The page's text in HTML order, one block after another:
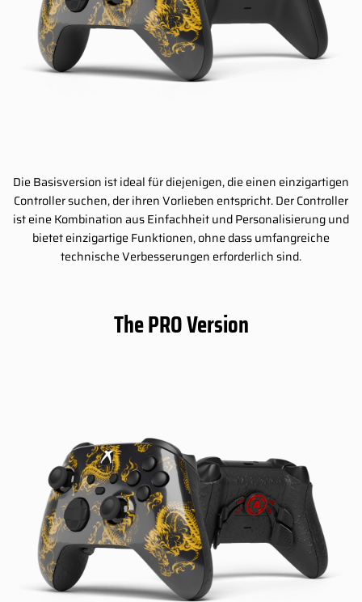
Die Basisversion ist ideal für diejenigen, die einen einzigartigen
Controller suchen, der ihren Vorlieben entspricht. Der Controller
ist eine Kombination aus Einfachheit und Personalisierung und
bietet einzigartige Funktionen, ohne dass umfangreiche
technische Verbesserungen erforderlich sind.
The PRO Version